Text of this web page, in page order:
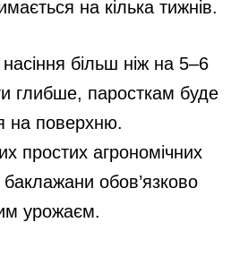
на кілька тижнів.
більш ніж на 5–6
глибше, паросткам буде
на поверхню.
простих агрономічних
баклажани обов’язково
урожаєм.